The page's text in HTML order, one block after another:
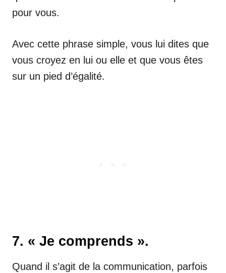
pour vous.
Avec cette phrase simple, vous lui dites que
vous croyez en lui ou elle et que vous êtes
sur un pied d’égalité.
7. « Je comprends ».
Quand il s’agit de la communication, parfois